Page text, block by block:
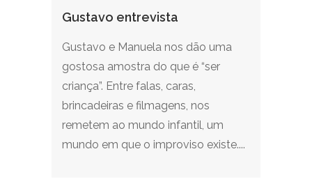
Gustavo entrevista
Gustavo e Manuela nos dão uma
gostosa amostra do que é “ser
criança”. Entre falas, caras,
brincadeiras e filmagens, nos
remetem ao mundo infantil, um
mundo em que o improviso existe....